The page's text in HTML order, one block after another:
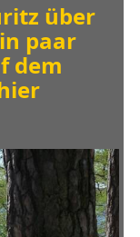
über
paar
dem